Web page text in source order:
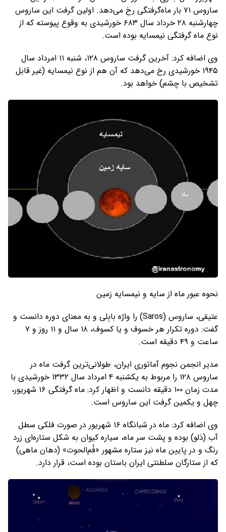
ساروس ۷۱ بار ماه‌گرفتگی رخ می‌دهد. اولین گرفت این ساروس
چهارشنبه ۲۸ خرداد سال ۶۸۳ خورشیدی به وقوع پیوسته که از
نوع ماه گرفتگی نیمسایه بوده است.
وی اضافه کرد: آخرین گرفت ساروس ۱۲۸، شنبه ۱۱ امرداد سال
۱۹۴۵ خورشیدی رخ می‌دهد که آن هم از نوع نیمسایه (غیر قابل
تشخیص با چشم) خواهد بود.
نحوه عبور ماه از سایه و نیمسایه زمین
عتیقی، ساروس (Saros) را واژه بابِلی و به معنای دوره دانست و
گفت: دوره تکرار هر خسوف و یا کسوف، ۱۸ سال و ۱۱ روز و ۷
ساعت و ۴۹ دقیقه است.
مدیر انجمن نجوم آماتوری ایران، طولانی‌ترین گرفت ماه در
ساروس ۱۲۸ را مربوط به یکشنبه ۴ امرداد سال ۱۳۳۲ خورشیدی با
مدت زمان ۱۰۰ دقیقه دانست و اظهار کرد: ماه گرفتگی ۱۶ شهریور،
چهل و یکمین گرفت این ساروس است.
وی اضافه کرد: ماه در شبانگاه ۱۶ شهریور در صورت فلکی سطل
آب (دَلو) بوده و پشت سر ماه، سیاره کیوان به شکل ستاره‌ای زرد
رنگ و در پایین ماه نیز ستاره مشهور «فُم‌الحوت» (دهان ماهی)
که از ستارگان سلطنتی ایران باستان بوده است، قرار دارد.